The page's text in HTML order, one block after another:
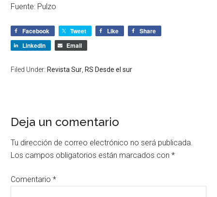
Fuente: Pulzo
Facebook Tweet Like
Share
LinkedIn
Email
Filed Under: Revista Sur, RS Desde el sur
Deja un comentario
Tu dirección de correo electrónico no será publicada.
Los campos obligatorios están marcados con*
Comentario*